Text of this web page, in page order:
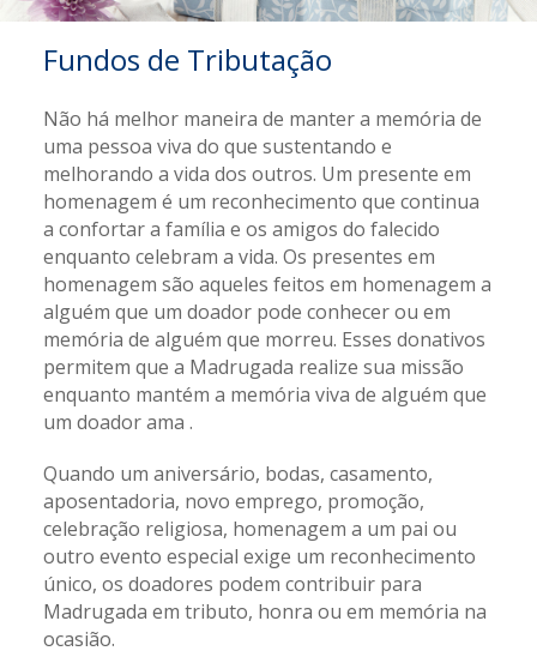
Fundos de Tributação
Não há melhor maneira de manter a memória de
uma pessoa viva do que sustentando e
melhorando a vida dos outros. Um presente em
homenagem é um reconhecimento que continua
a confortar a família e os amigos do falecido
enquanto celebram a vida. Os presentes em
homenagem são aqueles feitos em homenagem a
alguém que um doador pode conhecer ou em
memória de alguém que morreu. Esses donativos
permitem que a Madrugada realize sua missão
enquanto mantém a memória viva de alguém que
um doador ama .
Quando um aniversário, bodas, casamento,
aposentadoria, novo emprego, promoção,
celebração religiosa, homenagem a um pai ou
outro evento especial exige um reconhecimento
único, os doadores podem contribuir para
Madrugada em tributo, honra ou em memória na
ocasião.